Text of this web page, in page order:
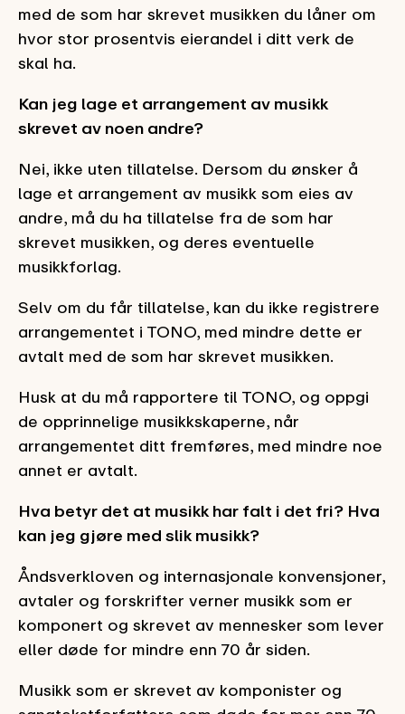
med de som har skrevet musikken du låner om
hvor stor prosentvis eierandel i ditt verk de
skal ha.
Kan jeg lage et arrangement av musikk
skrevet av noen andre?
Nei, ikke uten tillatelse. Dersom du ønsker å
lage et arrangement av musikk som eies av
andre, må du ha tillatelse fra de som har
skrevet musikken, og deres eventuelle
musikkforlag.
Selv om du får tillatelse, kan du ikke registrere
arrangementet i TONO, med mindre dette er
avtalt med de som har skrevet musikken.
Husk at du må rapportere til TONO, og oppgi
de opprinnelige musikkskaperne, når
arrangementet ditt fremføres, med mindre noe
annet er avtalt.
Hva betyr det at musikk har falt i det fri? Hva
kan jeg gjøre med slik musikk?
Åndsverkloven og internasjonale konvensjoner,
avtaler og forskrifter verner musikk som er
komponert og skrevet av mennesker som lever
eller døde for mindre enn 70 år siden.
Musikk som er skrevet av komponister og